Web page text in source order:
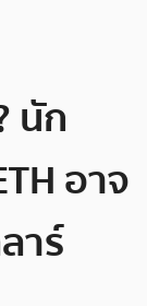
นัก
อาจ
าร์